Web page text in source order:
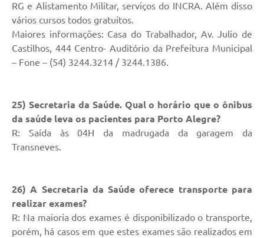
RG e Alistamento Militar, serviços do INCRA. Além disso
vários cursos todos gratuitos.
Maiores informações: Casa do Trabalhador, Av. Julio de
Castilhos, 444 Centro- Auditório da Prefeitura Municipal
– Fone – (54) 3244.3214 / 3244.1386.
25) Secretaria da Saúde. Qual o horário que o ônibus
da saúde leva os pacientes para Porto Alegre?
R: Saída às 04H da madrugada da garagem da
Transneves.
26) A Secretaria da Saúde oferece transporte para
realizar exames?
R: Na maioria dos exames é disponibilizado o transporte,
porém, há casos em que estes exames são realizados em